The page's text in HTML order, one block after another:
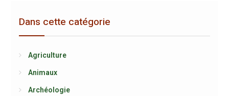
Dans cette catégorie
Agriculture
Animaux
Archéologie